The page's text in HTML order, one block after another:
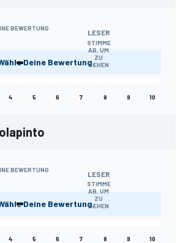
BEWERTUNG
-
LESER
STIMME
AB, UM
ZU
SEHEN
Deine Bewertung.
4 5 6 7 8 9 10
BEWERTUNG
-
LESER
STIMME
AB, UM
ZU
SEHEN
Deine Bewertung.
4 5 6 7 8 9 10